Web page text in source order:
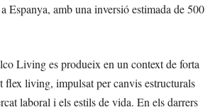
Espanya, amb una inversió estimada de 500
Living es produeix en un context de forta
flex living, impulsat per canvis estructurals
laboral i els estils de vida. En els darrers